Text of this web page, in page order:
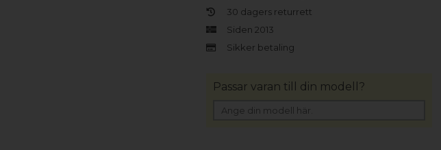
30 dagers returrett
Siden 2013
Sikker betaling
Passar varan till din modell?